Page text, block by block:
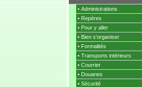
• Administrations
• Repères
• Pour y aller
• Bien s'organiser
• Formalités
• Transports intérieurs
• Courrier
• Douanes
• Sécurité